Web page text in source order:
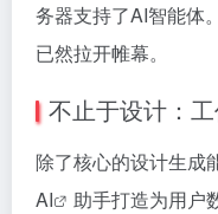
务器支持了AI智能体
已然拉开帷幕。
不止于设计：
除了核心的设计生成
AI
助手打造为用户